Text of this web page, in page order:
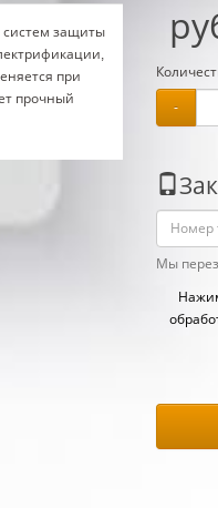
систем защиты
при
прочный
-
Мы